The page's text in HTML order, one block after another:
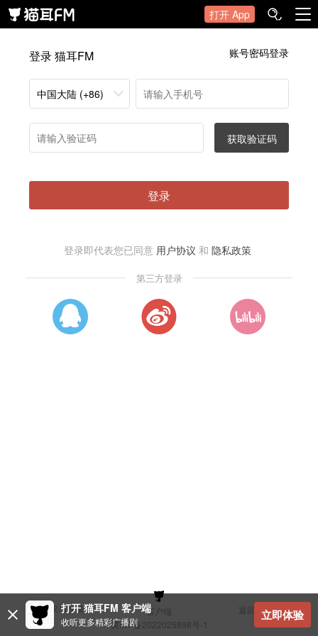
打开 App
登录 猫耳FM 账号密码登录
中国大陆 (+86)
获取验证码
登录
登录即代表您已同意 用户协议 和 隐私政策
第三方登录
建议与反馈 客户端
返回顶部
冀ICP备2022025898号-1
打开 猫耳FM 客户端
收听更多精彩广播剧 立即体验